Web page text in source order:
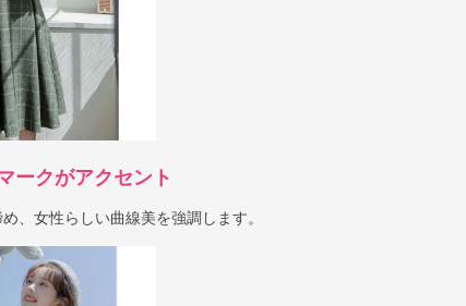
ークがアクセント
、女性らしい曲線美を強調します。